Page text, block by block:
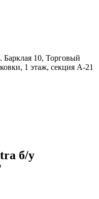
Барклая 10, Торговый
1 этаж, секция А-21
б/у